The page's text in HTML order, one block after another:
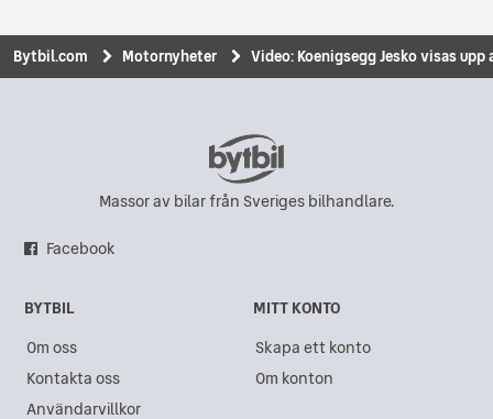
Bytbil.com Motornyheter Video: Koenigsegg Jesko visas
Massor av bilar från Sveriges bilhandlare.
Facebook
BYTBIL
Om oss
Kontakta oss
Användarvillkor
MITT KONTO
Skapa ett konto
Om konton